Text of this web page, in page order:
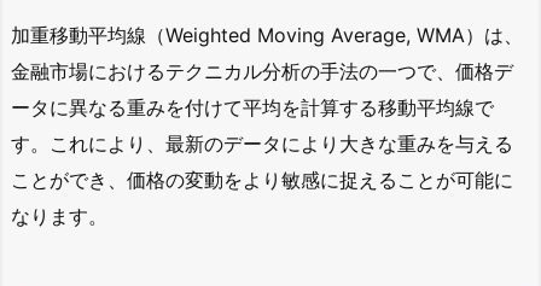
加重移動平均線（Weighted Moving Average, WMA）は、
金融市場におけるテクニカル分析の手法の一つで、価格デ
ータに異なる重みを付けて平均を計算する移動平均線で
す。これにより、最新のデータにより大きな重みを与える
ことができ、価格の変動をより敏感に捉えることが可能に
なります。